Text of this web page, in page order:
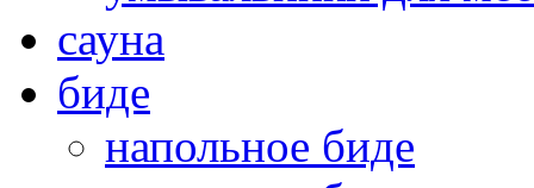
сауна
биде
напольное биде